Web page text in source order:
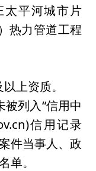
太平河城市片
热力管道工程
上资质。
列入“信用中
信用记录
件当事人、政
单。